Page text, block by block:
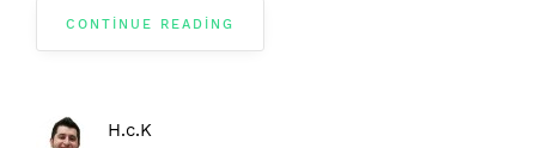
CONTINUE READING
H.c.K